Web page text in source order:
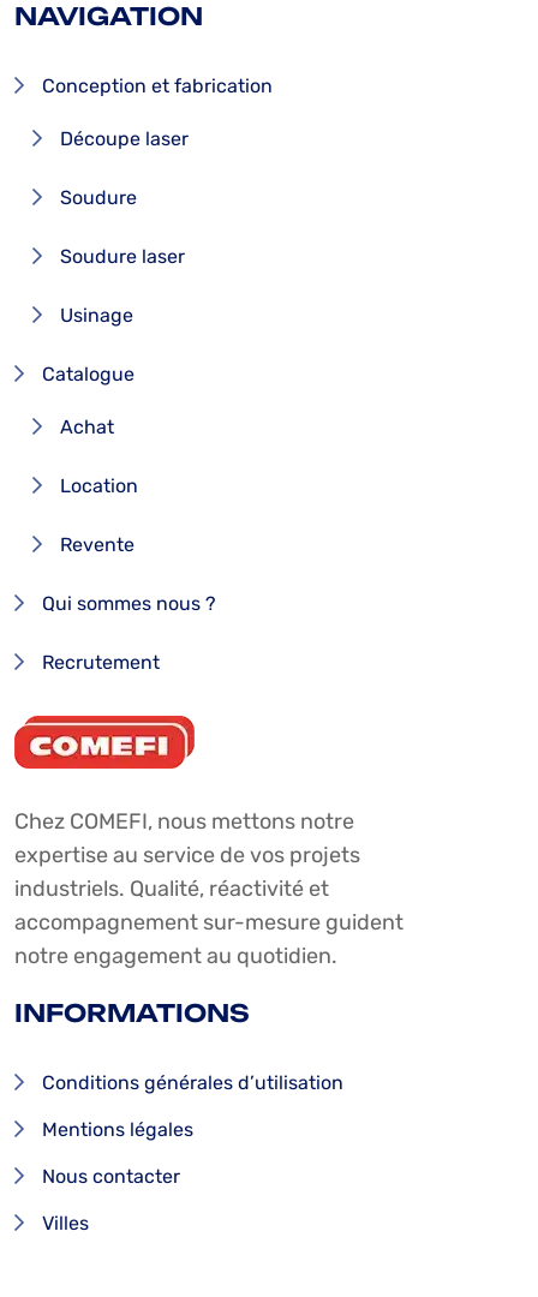
NAVIGATION
Conception et fabrication
Découpe laser
Soudure
Soudure laser
Usinage
Catalogue
Achat
Location
Revente
Qui sommes nous ?
Recrutement
Chez COMEFI, nous mettons notre
expertise au service de vos projets
industriels. Qualité, réactivité et
accompagnement sur-mesure guident
notre engagement au quotidien.
INFORMATIONS
Conditions générales d’utilisation
Mentions légales
Nous contacter
Villes